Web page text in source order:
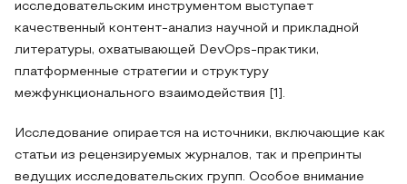
исследовательским инструментом выступает
качественный контент-анализ научной и прикладной
литературы, охватывающей DevOps-практики,
платформенные стратегии и структуру
межфункционального взаимодействия [1].
Исследование опирается на источники, включающие как
статьи из рецензируемых журналов, так и препринты
ведущих исследовательских групп. Особое внимание